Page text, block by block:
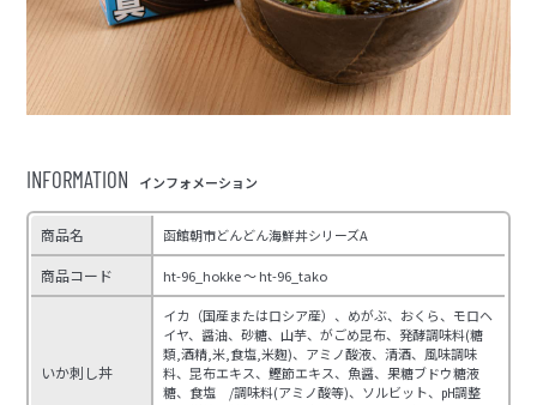
INFORMATION インフォメーション
商品名 函館朝市どんどん海鮮丼シリーズA
商品コード ht-96_hokke ～ ht-96_tako
いか刺し丼
イカ（国産またはロシア産）、めがぶ、おくら、モロヘ
イヤ、醤油、砂糖、山芋、がごめ昆布、発酵調味料(糖
類,酒精,米,食塩,米麴)、アミノ酸液、清酒、風味調味
料、昆布エキス、鰹節エキス、魚醤、果糖ブドウ糖液
糖、食塩 /調味料(アミノ酸等)、ソルビット、㏗調整